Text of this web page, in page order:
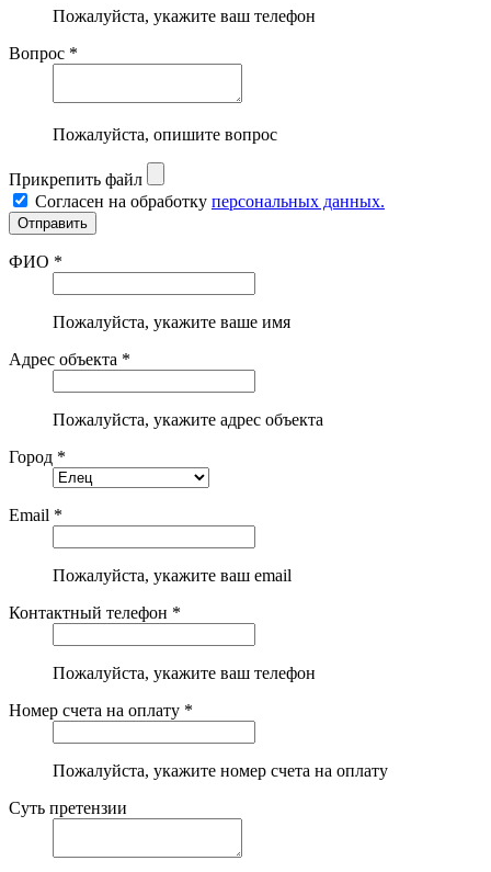
Пожалуйста, укажите ваш телефон
Вопрос *
Пожалуйста, опишите вопрос
Прикрепить файл
Согласен на обработку персональных данных.
ФИО *
Пожалуйста, укажите ваше имя
Адрес объекта *
Пожалуйста, укажите адрес объекта
Город *
Email *
Пожалуйста, укажите ваш email
Контактный телефон *
Пожалуйста, укажите ваш телефон
Номер счета на оплату *
Пожалуйста, укажите номер счета на оплату
Суть претензии